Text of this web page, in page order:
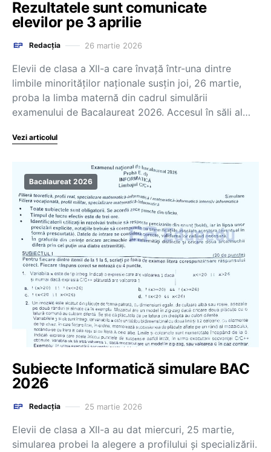
Rezultatele sunt comunicate
elevilor pe 3 aprilie
Redacția 26 martie 2026
Elevii de clasa a XII-a care învață într-una dintre
limbile minorităților naționale susțin joi, 26 martie,
proba la limba maternă din cadrul simulării
examenului de Bacalaureat 2026. Accesul în săli al…
Vezi articolul
Bacalaureat 2026
Subiecte Informatică simulare BAC
2026
Redacția 25 martie 2026
Elevii de clasa a XII-a au dat miercuri, 25 martie,
simularea probei la alegere a profilului și specializării.